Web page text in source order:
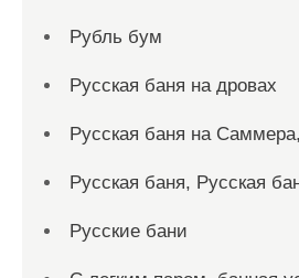
Рубль бум
Русская баня на дровах
Русская баня на
Русская баня, Русская
Русские бани